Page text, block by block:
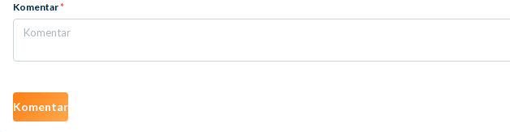
Komentar*
Komentar